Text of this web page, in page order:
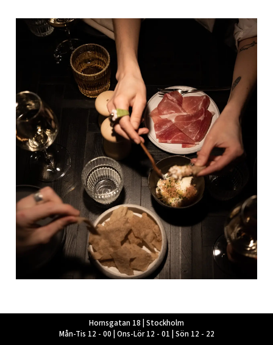
Hornsgatan 18 | Stockholm
Mån-Tis 12 - 00 | Ons-Lör 12 - 01 | Sön 12 - 22